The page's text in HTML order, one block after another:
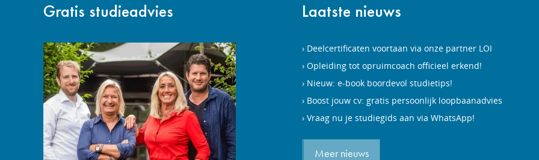
Gratis studieadvies Laatste nieuws
Deelcertificaten voortaan via onze partner LOI
Opleiding tot opruimcoach officieel erkend!
Nieuw: e-book boordevol studietips!
Boost jouw cv: gratis persoonlijk loopbaanadvies
Vraag nu je studiegids aan via WhatsApp!
Meer nieuws